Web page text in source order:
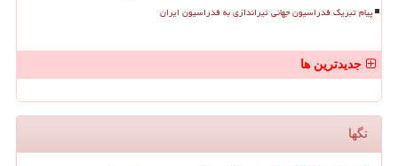
پیام تبریک فدراسیون جهانی تیراندازی به فدراسیون ایران
جدیدترین ها
تگها